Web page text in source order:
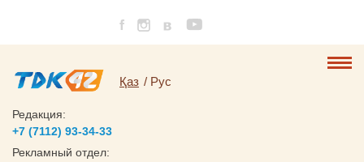
Қаз Рус
Редакция:
+7 (7112) 93-34-33
Рекламный отдел: